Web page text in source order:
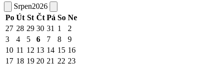
Srpen2026
Po Út St Čt Pá So Ne
27 28 29 30 31 1
2
3
4 5 6 7 8
9
10 11 12 13 14 15 16
17 18 19 20 21 22 23